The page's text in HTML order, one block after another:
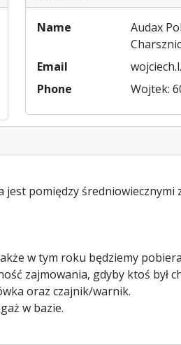
Name
Audax
Email
Phone
Wojtek:
pomiędzy
w tym roku będziemy
zajmowania, gdyby ktoś był
oraz czajnik/warnik.
w bazie.